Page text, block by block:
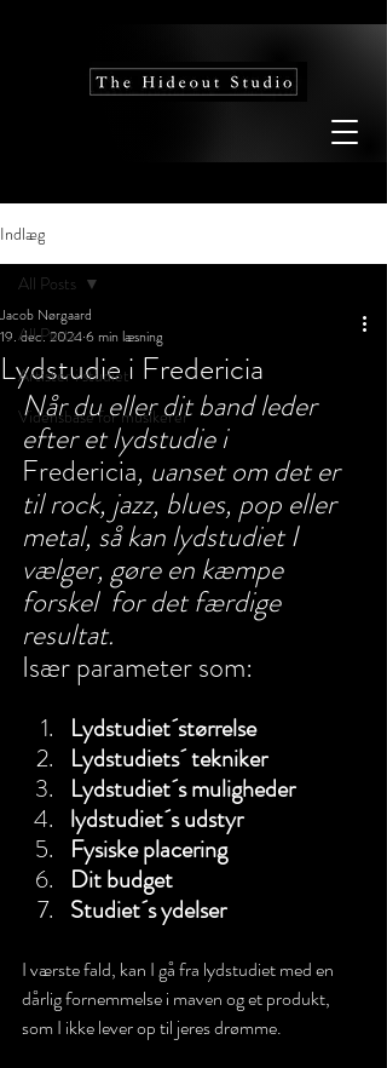
Indlæg
All Posts
Artister i studiet
Vidensbase for musikerer
All Posts
Lydstudie i Fredericia
Jacob Nørgaard
19. dec. 20246 min læsning
Når du eller dit band leder
efter et lydstudie i
Fredericia, uanset om det er
til rock, jazz, blues, pop eller
metal, så kan lydstudiet I
vælger, gøre en kæmpe
forskel  for det færdige
resultat.
Især parameter som:
Lydstudiet´størrelse
Lydstudiets´ tekniker
Lydstudiet´s muligheder
lydstudiet´s udstyr
Fysiske placering
Dit budget
Studiet´s ydelser
I værste fald, kan I gå fra lydstudiet med en
dårlig fornemmelse i maven og et produkt,
som I ikke lever op til jeres drømme.